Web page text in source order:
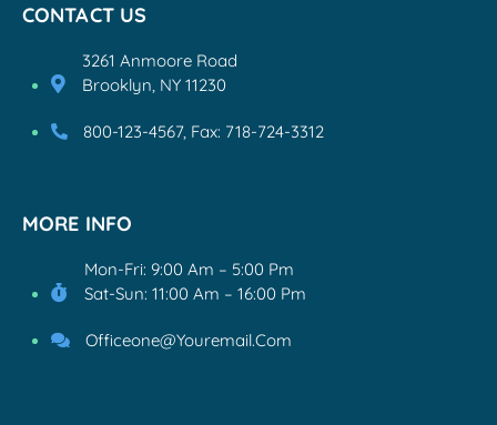
CONTACT US
3261 Anmoore Road
Brooklyn, NY 11230
800-123-4567, Fax: 718-724-3312
MORE INFO
Mon-Fri: 9:00 Am – 5:00 Pm
Sat-Sun: 11:00 Am – 16:00 Pm
Officeone@youremail.com